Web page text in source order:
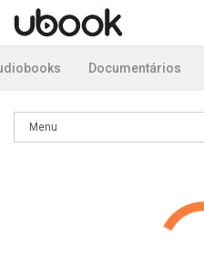
Documentários